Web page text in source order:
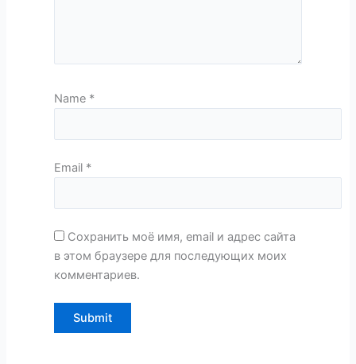
Name *
Email *
Сохранить моё имя, email и адрес сайта
в этом браузере для последующих моих
комментариев.